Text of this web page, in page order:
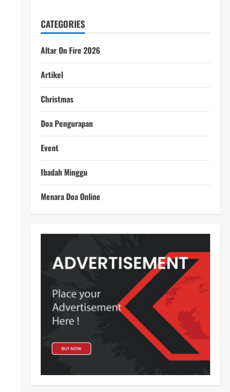
CATEGORIES
Altar On Fire 2026
Artikel
Christmas
Doa Pengurapan
Event
Ibadah Minggu
Menara Doa Online